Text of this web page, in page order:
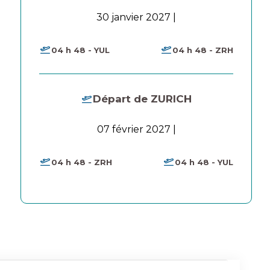
30 janvier 2027 |
04 h 48 - YUL 04 h 48 - ZRH
Départ de ZURICH
07 février 2027 |
04 h 48 - ZRH 04 h 48 - YUL